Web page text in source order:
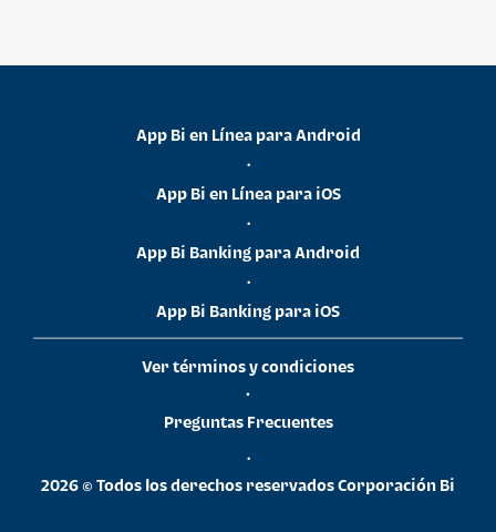
App Bi en Línea para Android
•
App Bi en Línea para iOS
•
App Bi Banking para Android
•
App Bi Banking para iOS
Ver términos y condiciones
•
Preguntas Frecuentes
•
2026 © Todos los derechos reservados Corporación Bi